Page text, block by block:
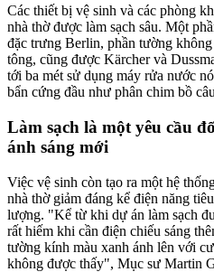
Các thiết bị vệ sinh và các phòng
nhà thờ được làm sạch sâu. Một
đặc trưng Berlin, phần tường
tông, cũng được Kärcher và
tới ba mét sử dụng máy rửa nước
bẩn cứng đầu như phân chim bồ
Làm sạch là một yêu cầu
ánh sáng mới
Việc vệ sinh còn tạo ra một hệ
nhà thờ giảm đáng kể điện năng
lượng. "Kể từ khi dự án làm sạch
rất hiếm khi cần điện chiếu sáng
tường kính màu xanh ánh lên với
không được thấy", Mục sư Martin